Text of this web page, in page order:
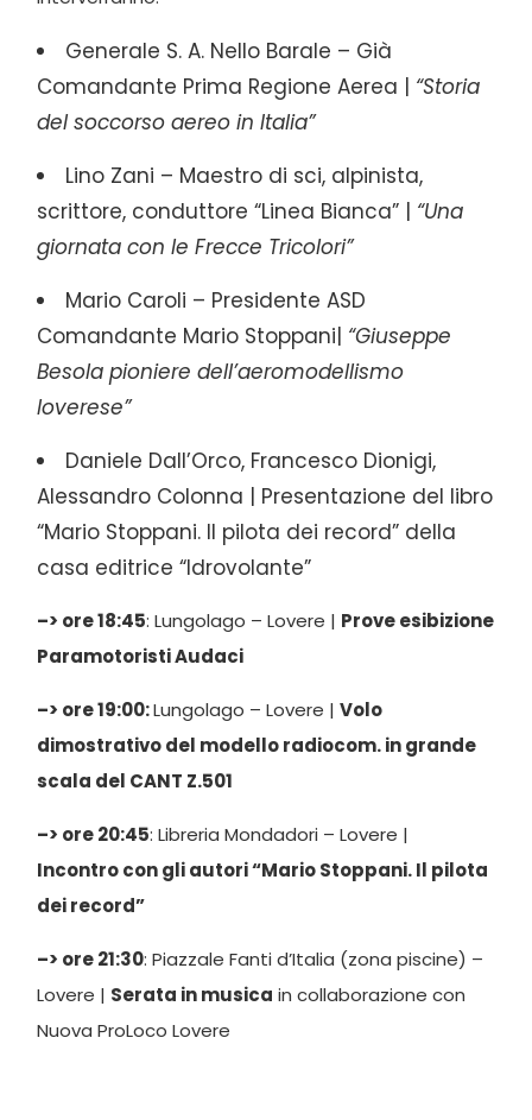
Generale S. A. Nello Barale – Già
Comandante Prima Regione Aerea | “Storia
del soccorso aereo in Italia”
Lino Zani – Maestro di sci, alpinista,
scrittore, conduttore “Linea Bianca” | “Una
giornata con le Frecce Tricolori”
Mario Caroli – Presidente ASD
Comandante Mario Stoppani| “Giuseppe
Besola pioniere dell’aeromodellismo
loverese”
Daniele Dall’Orco, Francesco Dionigi,
Alessandro Colonna | Presentazione del libro
“Mario Stoppani. Il pilota dei record” della
casa editrice “Idrovolante”
–> ore 18:45: Lungolago – Lovere | Prove esibizione
Paramotoristi Audaci
–> ore 19:00:Lungolago – Lovere |Volo
dimostrativo del modello radiocom. in grande
scala del CANT Z.501
–> ore 20:45: Libreria Mondadori – Lovere |
Incontro con gli autori “Mario Stoppani. Il pilota
dei record”
–> ore 21:30: Piazzale Fanti d’Italia (zona piscine) –
Lovere | Serata in musica in collaborazione con
Nuova ProLoco Lovere